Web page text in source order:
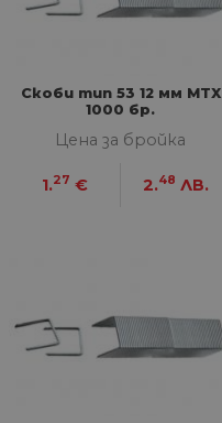
Скоби тип 53 12 мм MTX
1000 бр.
Цена за бройка
1.27 € 2.48 ЛВ.